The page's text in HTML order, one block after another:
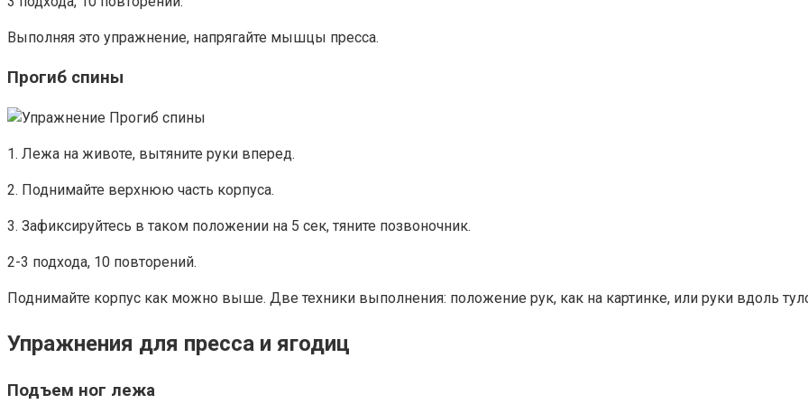
Выполняя это упражнение, напрягайте мышцы пресса.
Прогиб спины
1. Лежа на животе, вытяните руки вперед.
2. Поднимайте верхнюю часть корпуса.
3. Зафиксируйтесь в таком положении на 5 сек, тяните позвоночник.
2-3 подхода, 10 повторений.
Поднимайте корпус как можно выше. Две техники выполнения: положение рук, как на картинке, или руки вдоль
Упражнения для пресса и ягодиц
Подъем ног лежа